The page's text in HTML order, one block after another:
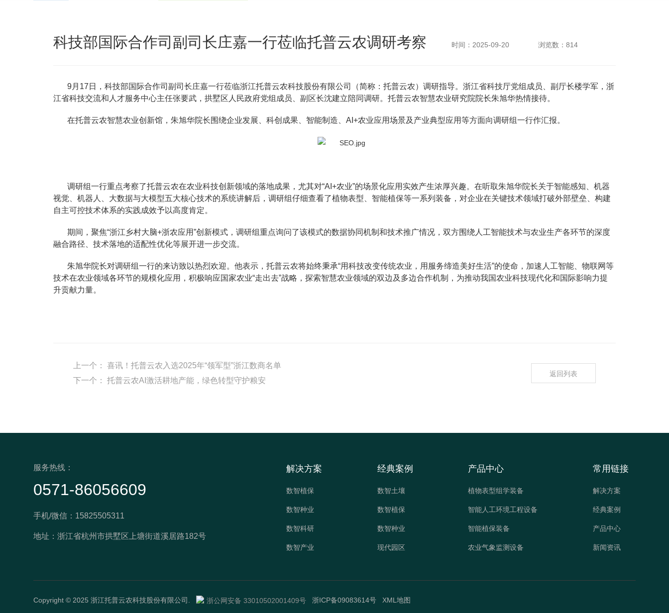
科技部国际合作司副司长庄嘉一行莅临托普云农调研考察 时间：2025-09-20 浏览数：814
9月17日，科技部国际合作司副司长庄嘉一行莅临浙江托普云农科技股份有限公司（简称：托普云农）调研指导。浙江省科技厅党组成员、副厅长楼学军，浙
江省科技交流和人才服务中心主任张要武，拱墅区人民政府党组成员、副区长沈建立陪同调研。托普云农智慧农业研究院院长朱旭华热情接待。
在托普云农智慧农业创新馆，朱旭华院长围绕企业发展、科创成果、智能制造、AI+农业应用场景及产业典型应用等方面向调研组一行作汇报。
调研组一行重点考察了托普云农在农业科技创新领域的落地成果，尤其对“AI+农业”的场景化应用实效产生浓厚兴趣。在听取朱旭华院长关于智能感知、机器
视觉、机器人、大数据与大模型五大核心技术的系统讲解后，调研组仔细查看了植物表型、智能植保等一系列装备，对企业在关键技术领域打破外部壁垒、构建
自主可控技术体系的实践成效予以高度肯定。
期间，聚焦“浙江乡村大脑+浙农应用”创新模式，调研组重点询问了该模式的数据协同机制和技术推广情况，双方围绕人工智能技术与农业生产各环节的深度
融合路径、技术落地的适配性优化等展开进一步交流。
朱旭华院长对调研组一行的来访致以热烈欢迎。他表示，托普云农将始终秉承“用科技改变传统农业，用服务缔造美好生活”的使命，加速人工智能、物联网等
技术在农业领域各环节的规模化应用，积极响应国家农业“走出去”战略，探索智慧农业领域的双边及多边合作机制，为推动我国农业科技现代化和国际影响力提
升贡献力量。
上一个：
喜讯！托普云农入选2025年“领军型”浙江数商名单
下一个：
托普云农AI激活耕地产能，绿色转型守护粮安
返回列表
服务热线：
0571-86056609
手机/微信：15825505311
地址：浙江省杭州市拱墅区上塘街道溪居路182号
解决方案
数智植保
数智种业
数智科研
数智产业
经典案例
数智土壤
数智植保
数智种业
现代园区
产品中心
植物表型组学装备
智能人工环境工程设备
智能植保装备
农业气象监测设备
常用链接
解决方案
经典案例
产品中心
新闻资讯
Copyright © 2025 浙江托普云农科技股份有限公司. 浙公网安备 33010502001409号 浙ICP备09083614号 XML地图